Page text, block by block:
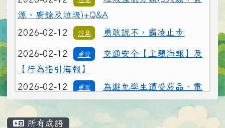
2026-02-12 注意 勇敢說不，霸凌止步
2026-02-12 重要
交通安全【主題海報】及
【行為指引海報】
2026-02-12 重要
子煙危害或誤觸法令，請各校落實無菸校園政
策，就查獲電子煙相關器物處置請依說明辦理
2026-02-12 打詐新四法宣導影片
主內容區域
所有成語